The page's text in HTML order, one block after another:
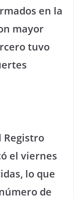
en la
mayor
tuvo
Registro
el viernes
lo que
de